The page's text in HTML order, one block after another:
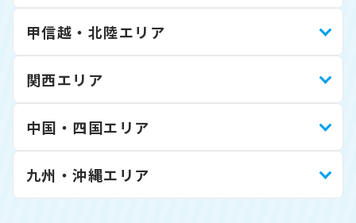
甲信越・北陸エリア
関西エリア
中国・四国エリア
九州・沖縄エリア